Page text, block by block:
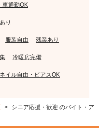
車通勤OK
り
服装自由 残業あり
冷暖房完備
ネイル自由・ピアスOK
シニア応援・歓迎 のバイト・ア